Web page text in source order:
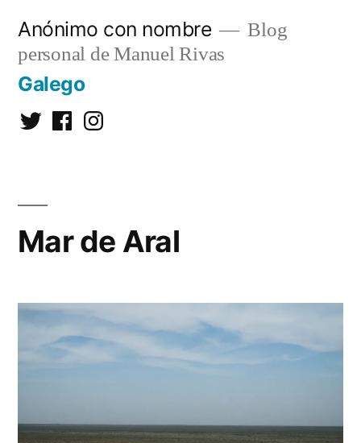
contenido
Anónimo con nombre
Blog
personal de Manuel Rivas
Galego
TwitterFacebookInstagram
Mar de Aral